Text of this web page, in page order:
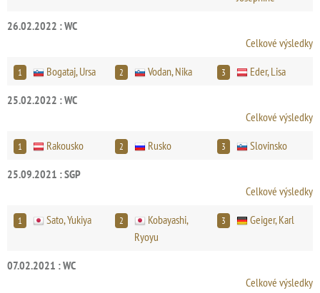
26.02.2022 : WC
Celkové výsledky
1 Bogataj, Ursa 2 Vodan, Nika 3
Eder, Lisa
25.02.2022 : WC
Celkové výsledky
1 Rakousko 2 Rusko 3
Slovinsko
25.09.2021 : SGP
Celkové výsledky
1 Sato, Yukiya 2
Kobayashi,
Ryoyu
3 Geiger, Karl
07.02.2021 : WC
Celkové výsledky